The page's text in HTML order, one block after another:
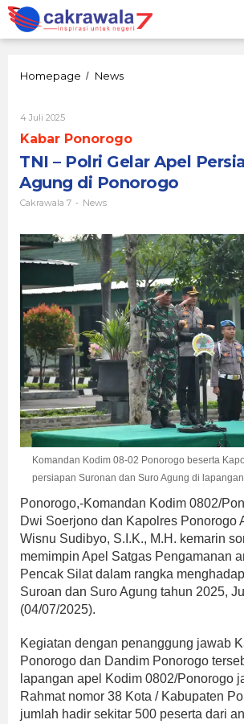
Lewati
ke
konten
Homepage / NewsTNI
Persiapan
Suran
di
4 Juli 2025Oleh
7
Kabar Ponorogo
TNI – Polri Gelar Apel
Agung di Ponorogo
Cakrawala 7 - News
Komandan Kodim 08-02 Ponorogo beserta
persiapan Suronan dan Suro Agung di
Ponorogo,-Komandan Kodim 0802/
Dwi Soerjono dan Kapolres Ponorogo
Wisnu Sudibyo, S.I.K., M.H. kemarin
memimpin Apel Satgas Pengamanan
Pencak Silat dalam rangka
Suroan dan Suro Agung tahun 2025,
(04/07/2025).
Kegiatan dengan penanggung jawab
Ponorogo dan Dandim Ponorogo
lapangan apel Kodim 0802/Ponorogo
Rahmat nomor 38 Kota / Kabupaten
jumlah hadir sekitar 500 peserta dari